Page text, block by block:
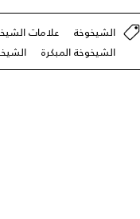
الشيخوخة علامات
الشيخوخة المبكرة